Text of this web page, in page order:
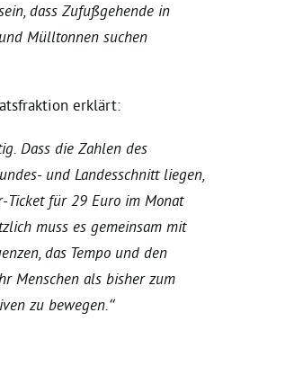
dass Zufußgehende in
Mülltonnen suchen
erklärt:
Dass die Zahlen des
und Landesschnitt liegen,
Ticket für 29 Euro im Monat
muss es gemeinsam mit
das Tempo und den
Menschen als bisher zum
zu bewegen.“